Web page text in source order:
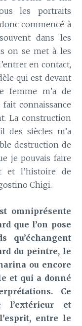
les portraits
commencé à
dans les
on se met à les
en contact,
qui est devant
femme m’a de
fait connaissance
La construction
des siècles m’a
destruction de
je pouvais faire
et l’histoire de
Chigi.
omniprésente
que l’on pose
qu’échangent
du peintre, le
ou encore
et qui a donné
Ce
et
entre le